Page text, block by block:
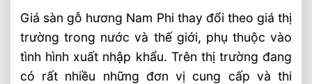
Giá sàn gỗ hương Nam Phi thay đổi theo giá thị
trường trong nước và thế giới, phụ thuộc vào
tình hình xuất nhập khẩu. Trên thị trường đang
có rất nhiều những đơn vị cung cấp và thi